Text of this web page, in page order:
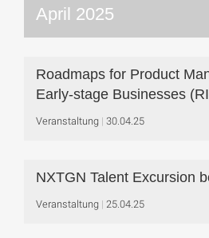
April 2025
Roadmaps for Product
Early-stage Businesses
Veranstaltung 30.04.25
NXTGN Talent Excursion
Veranstaltung 25.04.25